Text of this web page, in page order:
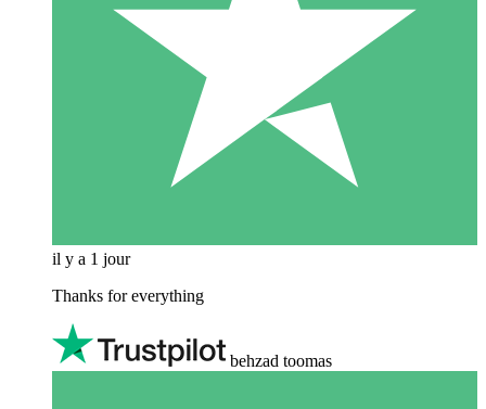
il y a 1 jour
Thanks for everything
behzad toomas